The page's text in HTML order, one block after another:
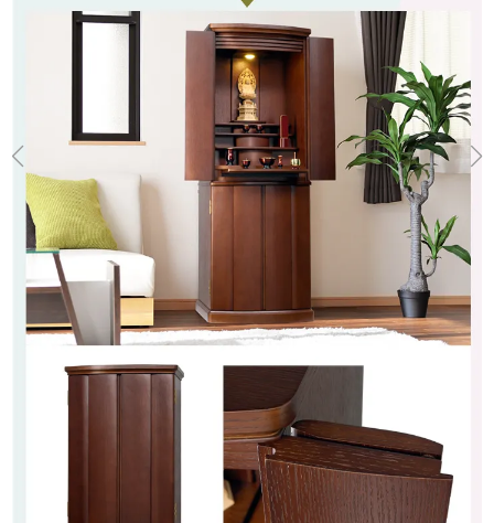
細部までこだわった作り
本尊背板には矢の羽のように木目を斜めに
張り合わせる”矢羽張り”を採用。
照明手前に眩しくならないように隠し飾りを設置、
その板に反射したLEDの光が、
さらにご本尊を引き立てます。
使う人のことも考えた機能